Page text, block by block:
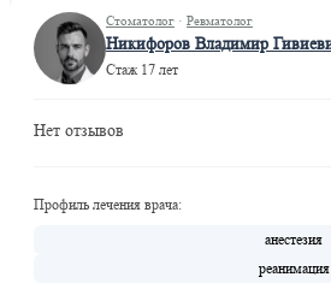
Стоматолог · Ревматолог
Никифоров Владимир
Стаж 17 лет
Нет отзывов
Профиль лечения врача:
анестезия
реанимация